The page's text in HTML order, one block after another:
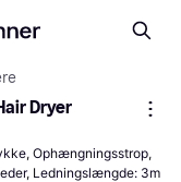
Dryer
Ophængningsstrop,
Ledningslængde: 3m